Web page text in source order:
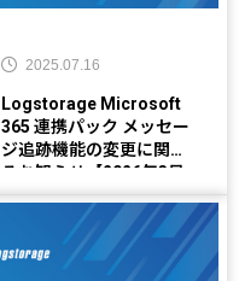
2025.07.16
Logstorage Microsoft
365 連携パック メッセー
ジ追跡機能の変更に関す
るお知らせ【2026年3月
19日更新】